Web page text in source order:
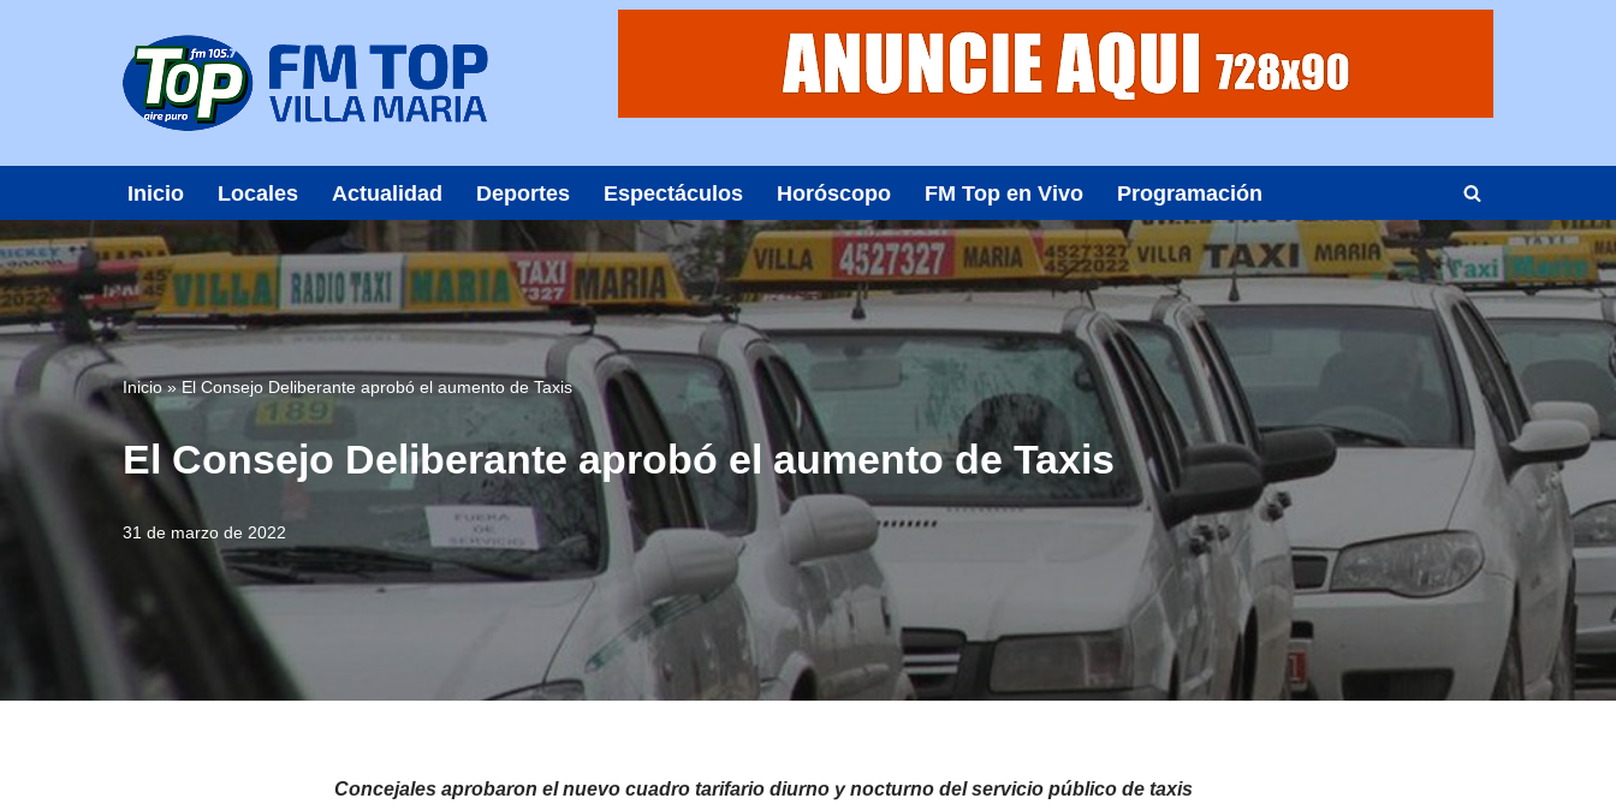
Inicio Locales Actualidad Deportes Espectáculos Horóscopo FM Top en Vivo Programación
Inicio»El Consejo Deliberante aprobó el aumento de Taxis
El Consejo Deliberante aprobó el aumento de Taxis
31 de marzo de 2022
Concejales aprobaron el nuevo cuadro tarifario diurno y nocturno del servicio público de taxis